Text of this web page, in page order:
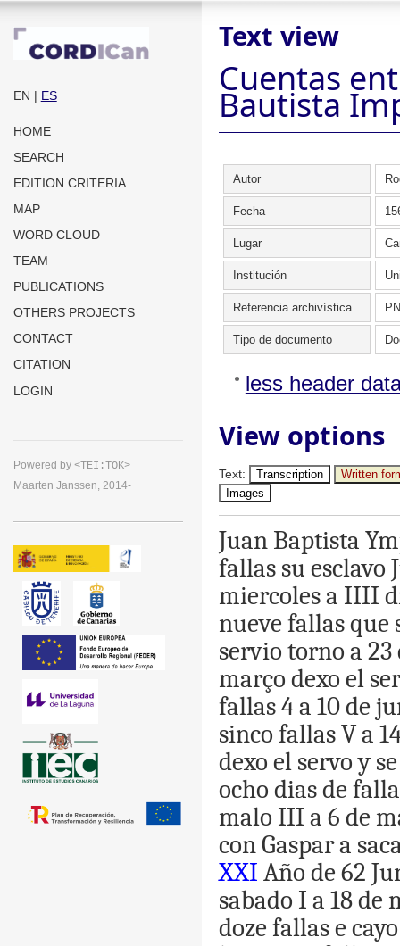
EN | ES
HOME
SEARCH
EDITION CRITERIA
MAP
WORD CLOUD
TEAM
PUBLICATIONS
OTHERS PROJECTS
CONTACT
CITATION
LOGIN
Powered by <TEI:TOK>
Maarten Janssen, 2014-
Text view
Cuentas
Bautista
Autor
Fecha
Lugar
Institución
Referencia archivística
Tipo de documento
less header
View options
Text: Transcription
Written
Images
Juan Baptista
fallas su esclavo
miercolesa IIII
nueve fallasque
servio torno a 23
março dexo el
fallas4a 10de
sinco fallasVa
dexo el servo y se
ocho diasde
malo III a 6 de
conGaspara
XXI Año de 62
sabado I a 18de
doze fallase cayo